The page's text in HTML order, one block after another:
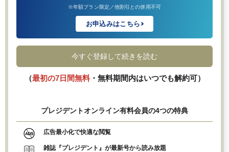
※年額プラン限定／他割引との併用不可
お申込みはこちら
今すぐ登録して続きを読む
（最初の7日間無料・無料期間内はいつでも解約可）
プレジデントオンライン有料会員の4つの特典
広告最小化で快適な閲覧
雑誌『プレジデント』が最新号から読み放題